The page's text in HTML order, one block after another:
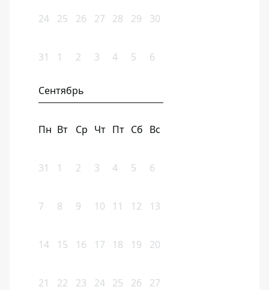
24 25 26 27 28 29 30
31 1 2 3 4 5 6
Сентябрь
Пн Вт Ср Чт Пт Сб Вс
31 1 2 3 4 5 6
7 8 9 10 11 12 13
14 15 16 17 18 19 20
21 22 23 24 25 26 27